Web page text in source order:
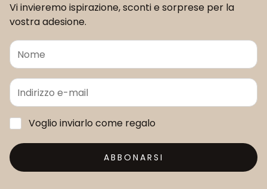
Vi invieremo ispirazione, sconti e sorprese per la
vostra adesione.
Voglio inviarlo come regalo
ABBONARSI